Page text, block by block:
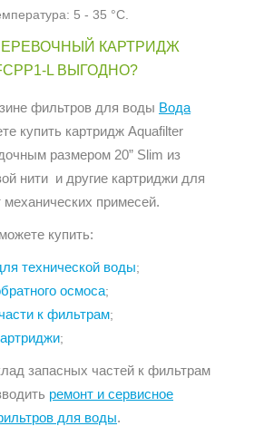
5 - 35 °С.
КАРТРИДЖ
L ВЫГОДНО?
фильтров для воды Вода
купить картридж Aquafilter
размером 20” Slim из
нити и другие картриджи для
примесей.
купить:
технической воды;
осмоса;
к фильтрам;
;
запасных частей к фильтрам
ремонт и сервисное
для воды.